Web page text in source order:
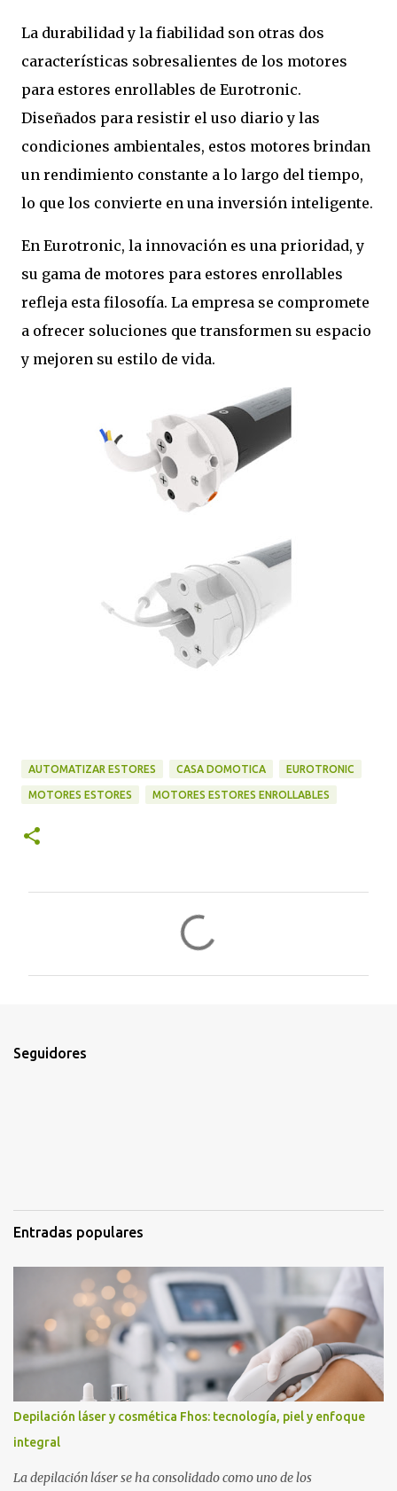
La durabilidad y la fiabilidad son otras dos
características sobresalientes de los motores
para estores enrollables de Eurotronic.
Diseñados para resistir el uso diario y las
condiciones ambientales, estos motores brindan
un rendimiento constante a lo largo del tiempo,
lo que los convierte en una inversión inteligente.
En Eurotronic, la innovación es una prioridad, y
su gama de motores para estores enrollables
refleja esta filosofía. La empresa se compromete
a ofrecer soluciones que transformen su espacio
y mejoren su estilo de vida.
AUTOMATIZAR ESTORES CASA DOMOTICA EUROTRONIC
MOTORES ESTORES MOTORES ESTORES ENROLLABLES
Seguidores
Entradas populares
Depilación láser y cosmética Fhos: tecnología, piel y enfoque
integral
La depilación láser se ha consolidado como uno de los